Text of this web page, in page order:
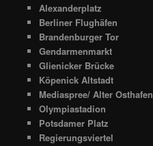
Alexanderplatz
Berliner Flughäfen
Brandenburger Tor
Gendarmenmarkt
Glienicker Brücke
Köpenick Altstadt
Mediaspree/ Alter Osthafen
Olympiastadion
Potsdamer Platz
Regierungsviertel